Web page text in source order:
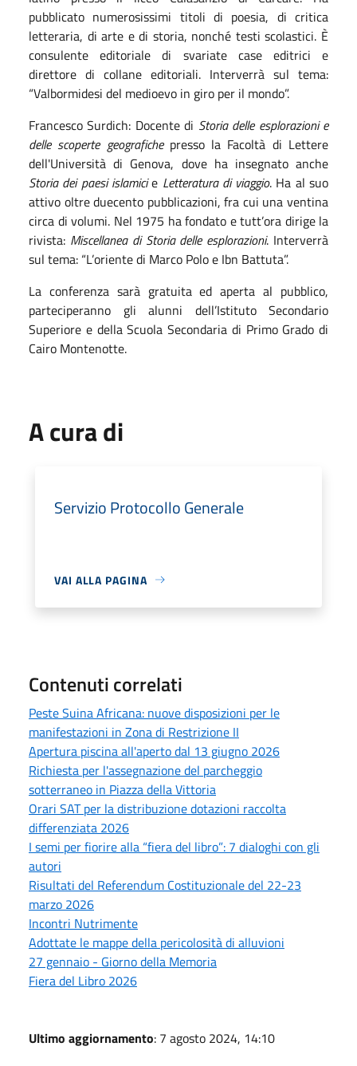
pubblicato numerosissimi titoli di poesia, di critica
letteraria, di arte e di storia, nonché testi scolastici. È
consulente editoriale di svariate case editrici e
direttore di collane editoriali. Interverrà sul tema:
“Valbormidesi del medioevo in giro per il mondo”.
Francesco Surdich: Docente di Storia delle esplorazioni e
delle scoperte geografichepresso la Facoltà di Lettere
dell'Università di Genova, dove ha insegnato anche
Storia dei paesi islamicie Letteratura di viaggio. Ha al suo
attivo oltre duecento pubblicazioni, fra cui una ventina
circa di volumi. Nel 1975 ha fondato e tutt’ora dirige la
rivista: Miscellanea di Storia delle esplorazioni. Interverrà
sul tema: “L’oriente di Marco Polo e Ibn Battuta”.
La conferenza sarà gratuita ed aperta al pubblico,
parteciperanno gli alunni dell’Istituto Secondario
Superiore e della Scuola Secondaria di Primo Grado di
Cairo Montenotte.
A cura di
Servizio Protocollo Generale
VAI ALLA PAGINA
Contenuti correlati
Peste Suina Africana: nuove disposizioni per le
manifestazioni in Zona di Restrizione II
Apertura piscina all'aperto dal 13 giugno 2026
Richiesta per l'assegnazione del parcheggio
sotterraneo in Piazza della Vittoria
Orari SAT per la distribuzione dotazioni raccolta
differenziata 2026
I semi per fiorire alla “fiera del libro”: 7 dialoghi con gli
autori
Risultati del Referendum Costituzionale del 22-23
marzo 2026
Incontri Nutrimente
Adottate le mappe della pericolosità di alluvioni
27 gennaio - Giorno della Memoria
Fiera del Libro 2026
Ultimo aggiornamento: 7 agosto 2024, 14:10